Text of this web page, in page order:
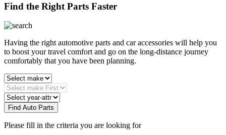
Find the Right Parts Faster
Having the right automotive parts and car accessories will help you
to boost your travel comfort and go on the long-distance journey
comfortably that you have been planning.
Find Auto Parts
Please fill in the criteria you are looking for